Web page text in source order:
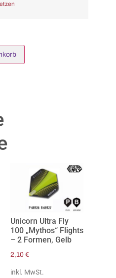
Unicorn Ultra Fly
100 „Mythos“ Flights
– 2 Formen, Gelb
2,10 €
inkl. MwSt.